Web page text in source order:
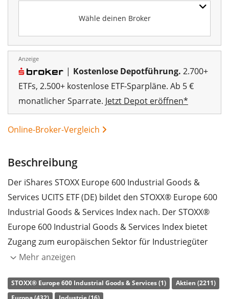
Wähle deinen Broker
Anzeige
| Kostenlose Depotführung. 2.700+
ETFs, 2.500+ kostenlose ETF-Sparpläne. Ab 5 €
monatlicher Sparrate. Jetzt Depot eröffnen*
Online-Broker-Vergleich
Beschreibung
Der iShares STOXX Europe 600 Industrial Goods &
Services UCITS ETF (DE) bildet den STOXX® Europe 600
Industrial Goods & Services Index nach. Der STOXX®
Europe 600 Industrial Goods & Services Index bietet
Zugang zum europäischen Sektor für Industriegüter
und -dienstleistungen.
DieTER(Gesamtkostenquote) des ETF liegt bei0,46%
p.a.. Der iShares STOXX Europe 600 Industrial Goods &
Mehr anzeigen
STOXX® Europe 600 Industrial Goods & Services (1)
Aktien (2211)